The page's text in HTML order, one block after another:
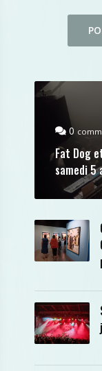
0
Fat Dog
samedi 5